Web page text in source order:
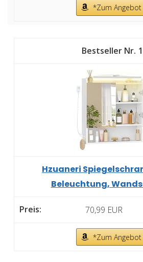
*Zum Angebot
Hzuaneri
Beleuchtung,
70,99 EUR
*Zum Angebot